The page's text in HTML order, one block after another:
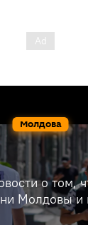
Молдова
о том,
Молдовы и